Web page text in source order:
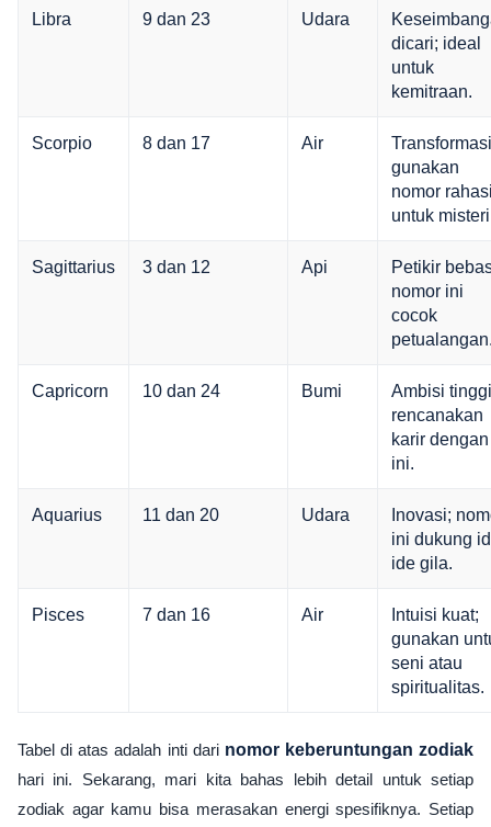
Libra 9 dan 23 Udara
dicari; ideal
untuk
kemitraan.
Scorpio 8 dan 17 Air
gunakan
nomor
untuk
Sagittarius 3 dan 12 Api
Petikir
nomor ini
cocok
Capricorn 10 dan 24 Bumi
Ambisi
rencanakan
karir dengan
ini.
Aquarius 11 dan 20 Udara
Inovasi;
ini dukung
ide gila.
Pisces 7 dan 16 Air
Intuisi kuat;
gunakan
seni atau
spiritualitas.
Tabel di atas adalah inti dari nomor keberuntungan zodiak
hari ini. Sekarang, mari kita bahas lebih detail untuk setiap
zodiak agar kamu bisa merasakan energi spesifiknya. Setiap